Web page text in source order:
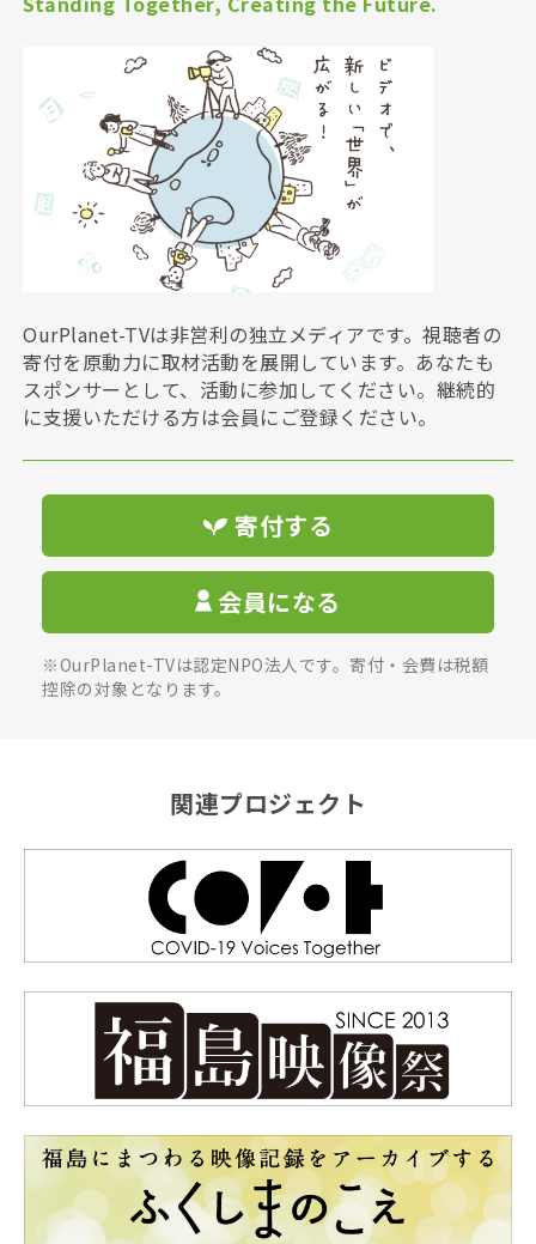
OurPlanet-TVは非営利の独立メディアです。視聴者の
寄付を原動力に取材活動を展開しています。あなたも
スポンサーとして、活動に参加してください。継続的
に支援いただける方は会員にご登録ください。
寄付する
会員になる
※OurPlanet-TVは認定NPO法人です。寄付・会費は税額
控除の対象となります。
関連プロジェクト